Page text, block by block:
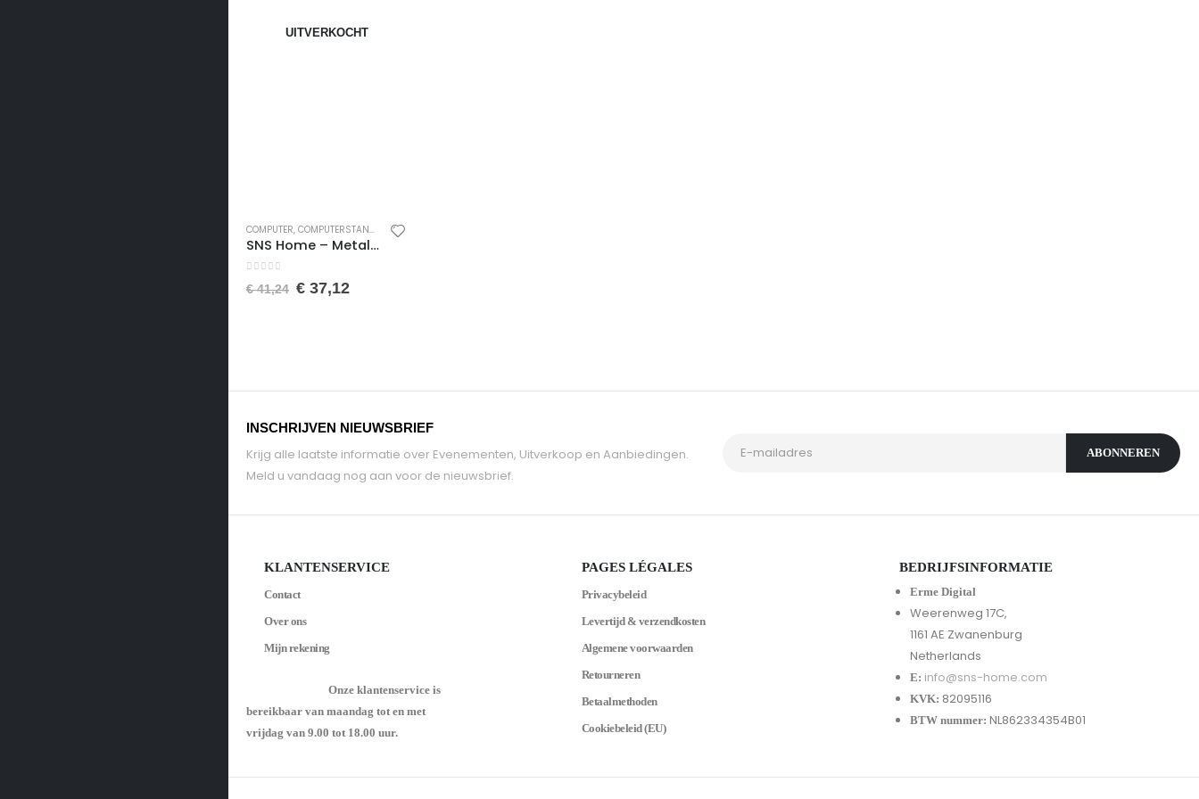
UITVERKOCHT
COMPUTER, COMPUTERSTANDAARDEN
SNS Home – Metalen Poot – Laptopstandaard – Ontbijttafel – Bureau – Computerbureau – 60 cm Breed – Wit
€41,24 € 37,12
INSCHRIJVEN NIEUWSBRIEF
Krijg alle laatste informatie over Evenementen, Uitverkoop en Aanbiedingen.
Meld u vandaag nog aan voor de nieuwsbrief.
KLANTENSERVICE
Contact
Over ons
Mijn rekening
Onze klantenservice is
bereikbaar van maandag tot en met
vrijdag van 9.00 tot 18.00 uur.
PAGES LÉGALES
Privacybeleid
Levertijd & verzendkosten
Algemene voorwaarden
Retourneren
Betaalmethoden
Cookiebeleid (EU)
BEDRIJFSINFORMATIE
Erme Digital
Weerenweg 17C,
1161 AE Zwanenburg
Netherlands
E: info@sns-home.com
KVK: 82095116
BTW nummer: NL862334354B01